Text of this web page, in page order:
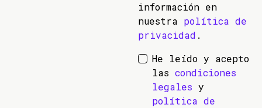
información en
nuestra política de
privacidad .
He leído y acepto
las condiciones
legales y
política de